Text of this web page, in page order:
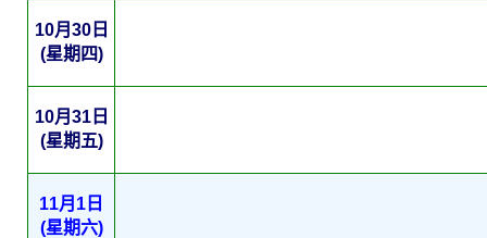
10月30日
(星期四)
10月31日
(星期五)
11月1日
(星期六)